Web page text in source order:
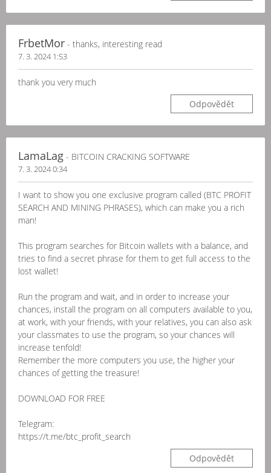
FrbetMor - thanks, interesting read
7. 3. 2024 1:53
thank you very much
Odpovědět
LamaLag - BITCOIN CRACKING SOFTWARE
7. 3. 2024 0:34
I want to show you one exclusive program called (BTC PROFIT
SEARCH AND MINING PHRASES), which can make you a rich
man!
This program searches for Bitcoin wallets with a balance, and
tries to find a secret phrase for them to get full access to the
lost wallet!
Run the program and wait, and in order to increase your
chances, install the program on all computers available to you,
at work, with your friends, with your relatives, you can also ask
your classmates to use the program, so your chances will
increase tenfold!
Remember the more computers you use, the higher your
chances of getting the treasure!
DOWNLOAD FOR FREE
Telegram:
https://t.me/btc_profit_search
Odpovědět